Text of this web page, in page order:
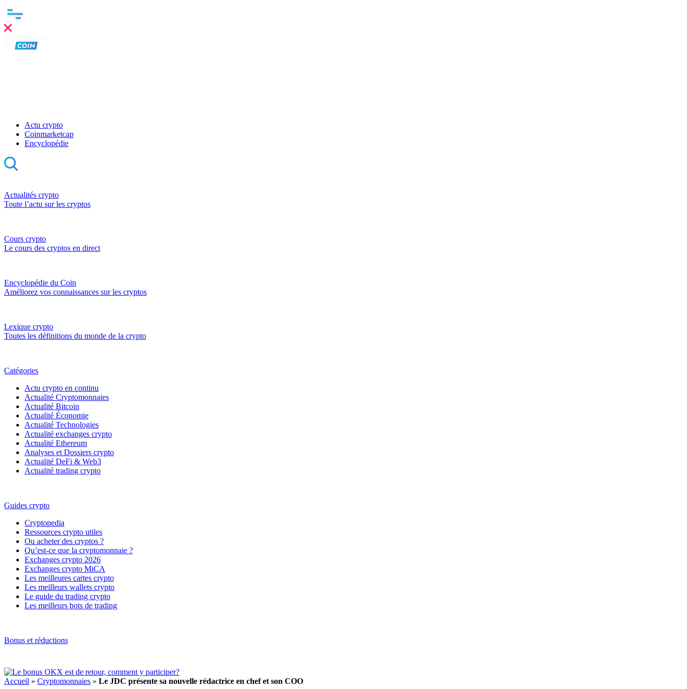
Actu crypto
Coinmarketcap
Encyclopédie
Actualités crypto
Toute l’actu sur les cryptos
Cours crypto
Le cours des cryptos en direct
Encyclopédie du Coin
Améliorez vos connaissances sur les cryptos
Lexique crypto
Toutes les définitions du monde de la crypto
Catégories
Actu crypto en continu
Actualité Cryptomonnaies
Actualité Bitcoin
Actualité Économie
Actualité Technologies
Actualité exchanges crypto
Actualité Ethereum
Analyses et Dossiers crypto
Actualité DeFi & Web3
Actualité trading crypto
Guides crypto
Cryptopedia
Ressources crypto utiles
Ou acheter des cryptos ?
Qu’est-ce que la cryptomonnaie ?
Exchanges crypto 2026
Exchanges crypto MiCA
Les meilleures cartes crypto
Les meilleurs wallets crypto
Le guide du trading crypto
Les meilleurs bots de trading
Bonus et réductions
Accueil » Cryptomonnaies » Le JDC présente sa nouvelle rédactrice en chef et son COO